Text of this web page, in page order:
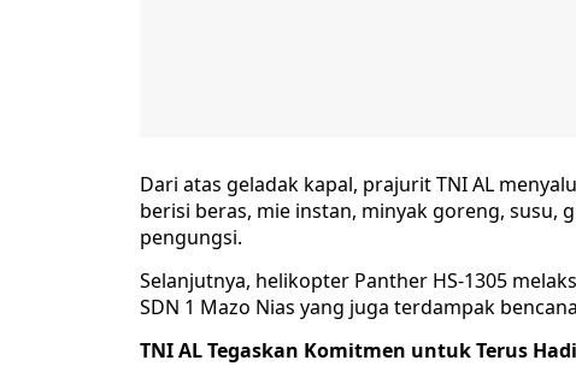
Dari atas geladak kapal, prajurit TNI AL
berisi beras, mie instan, minyak goreng, susu,
pengungsi.
Selanjutnya, helikopter Panther HS-1305
SDN 1 Mazo Nias yang juga terdampak
TNI AL Tegaskan Komitmen untuk Terus